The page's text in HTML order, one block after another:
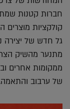
חברות קטנות
קולקציות מוצרים
גל חדש של יצירה
מתנער מהשיק
ממקומות אחרים
של ערבוב והתאמה.